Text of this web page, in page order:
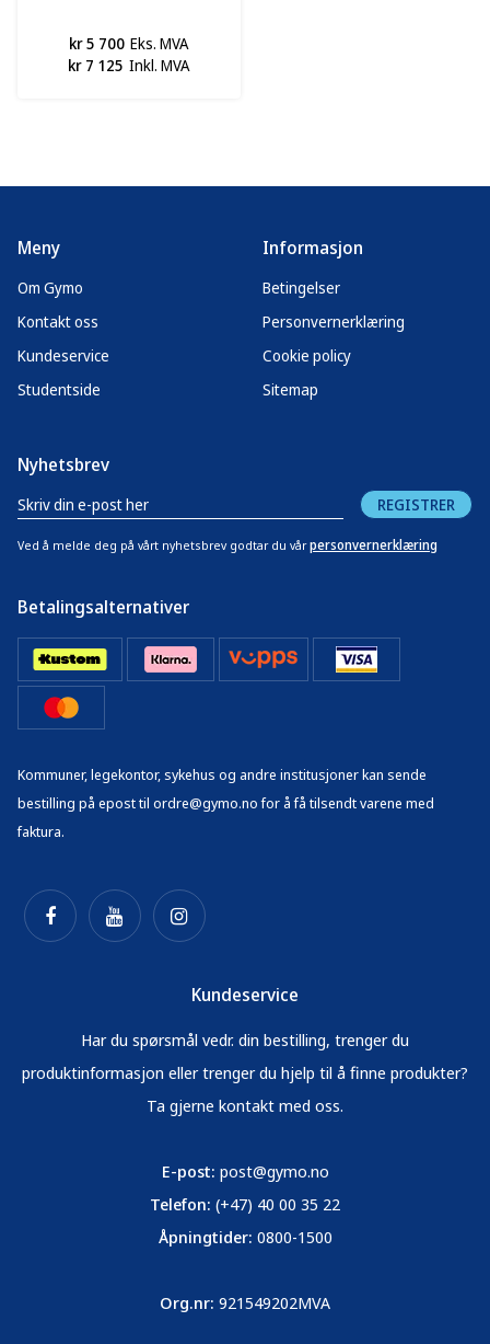
kr 5 700 Eks. MVA
kr 7 125 Inkl. MVA
Meny
Om Gymo
Kontakt oss
Kundeservice
Studentside
Informasjon
Betingelser
Personvernerklæring
Cookie policy
Sitemap
Nyhetsbrev
REGISTRER
Ved å melde deg på vårt nyhetsbrev godtar du vår personvernerklæring
Betalingsalternativer
Kommuner, legekontor, sykehus og andre institusjoner kan sende
bestilling på epost til ordre@gymo.no for å få tilsendt varene med
faktura.
Kundeservice
Har du spørsmål vedr. din bestilling, trenger du
produktinformasjon eller trenger du hjelp til å finne produkter?
Ta gjerne kontakt med oss.
E-post: post@gymo.no
Telefon: (+47) 40 00 35 22
Åpningtider: 0800-1500
Org.nr: 921549202MVA